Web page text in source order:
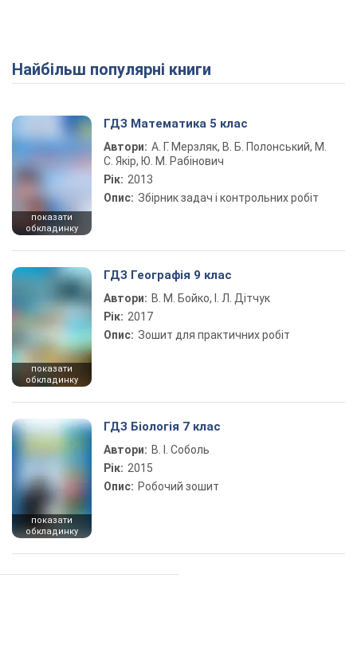
Найбільш популярні книги
показати
обкладинку
ГДЗ Математика 5 клас
Автори: А. Г. Мерзляк, В. Б. Полонський, М.
С. Якір, Ю. М. Рабінович
Рік: 2013
Опис: Збірник задач і контрольних робіт
показати
обкладинку
ГДЗ Географія 9 клас
Автори: В. М. Бойко, І. Л. Дітчук
Рік: 2017
Опис: Зошит для практичних робіт
показати
обкладинку
ГДЗ Біологія 7 клас
Автори: В. І. Соболь
Рік: 2015
Опис: Робочий зошит